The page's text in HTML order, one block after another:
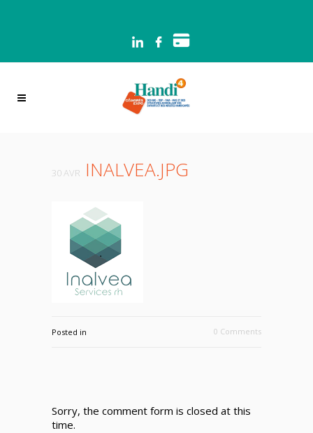
30 AVR INALVEA.JPG
Posted in 0 Comments
Sorry, the comment form is closed at this
time.